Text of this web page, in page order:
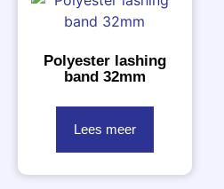
Polyester lashing
band 32mm
Lees meer